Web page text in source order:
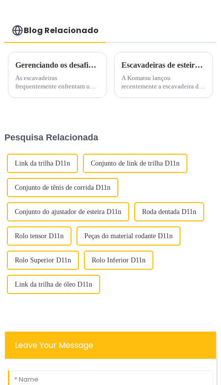
Blog Relacionado
Gerenciando os desafios de alta temperatura da escavadeira na construção de verão
As escavadeiras
frequentemente enfrentam um
ocorrências comuns que
significativamente...
Escavadeiras de esteira para demolição de alto alcance: PC490HRD-11
A Komatsu lançou
recentemente a escavadeira de
Pesquisa Relacionada
Link da trilha D11n Conjunto de link de trilha D11n
Conjunto de tênis de corrida D11n
Conjunto do ajustador de esteira D11n Roda dentada D11n
Rolo tensor D11n Peças do material rodante D11n
Rolo Superior D11n Rolo Inferior D11n
Link da trilha de óleo D11n
Leave Your Message